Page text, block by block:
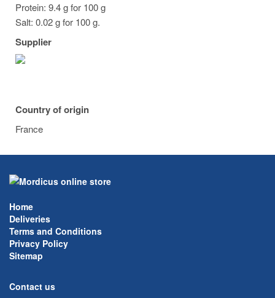
Protein: 9.4 g for 100 g
Salt: 0.02 g for 100 g.
Supplier
Country of origin
France
Home
Deliveries
Terms and Conditions
Privacy Policy
Sitemap
Contact us